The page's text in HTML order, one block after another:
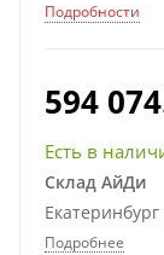
Подробности
594
Есть в
Склад АйДи
Екатеринбург
Подробнее